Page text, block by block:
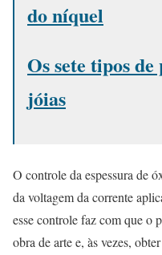
do níquel
Os sete tipos
jóias
O controle da espessura de
da voltagem da corrente
esse controle faz com que o
obra de arte e, às vezes,